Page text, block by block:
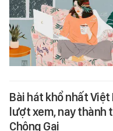
Bài hát khổ nhất Việt
lượt xem, nay thành
Chông Gai